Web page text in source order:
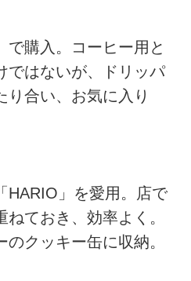
で購入。コーヒー用と
ではないが、ドリッパ
り合い、お気に入り
HARIO」を愛用。店で
ておき、効率よく。
クッキー缶に収納。